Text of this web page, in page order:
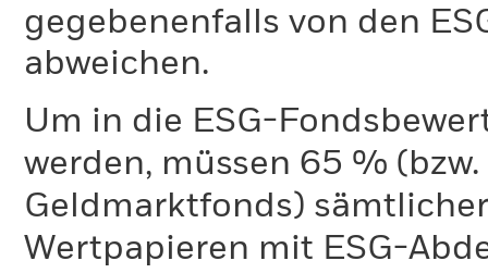
gegebenenfalls von den
abweichen.
Um in die ESG-
werden, müssen 65 %
Geldmarktfonds)
Wertpapieren mit ESG-